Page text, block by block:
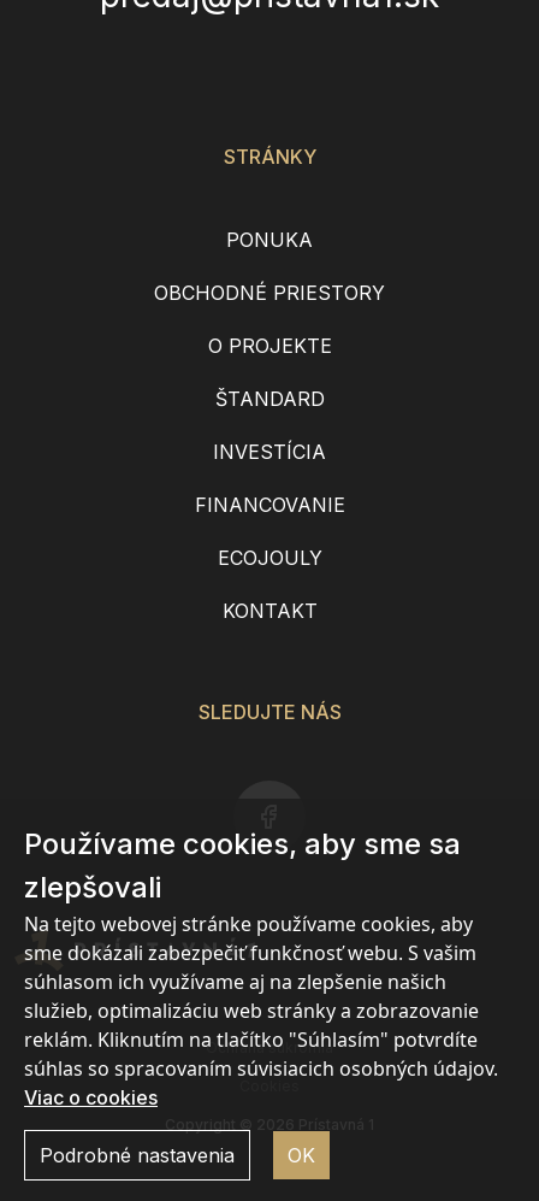
STRÁNKY
PONUKA
OBCHODNÉ PRIESTORY
O PROJEKTE
ŠTANDARD
INVESTÍCIA
FINANCOVANIE
ECOJOULY
KONTAKT
SLEDUJTE NÁS
Ochrana súkromia
Používame cookies, aby sme sa
zlepšovali
Na tejto webovej stránke používame cookies, aby
sme dokázali zabezpečiť funkčnosť webu. S vašim
súhlasom ich využívame aj na zlepšenie našich
služieb, optimalizáciu web stránky a zobrazovanie
reklám. Kliknutím na tlačítko "Súhlasím" potvrdíte
súhlas so spracovaním súvisiacich osobných údajov.
Viac o cookies
Podrobné nastavenia OK